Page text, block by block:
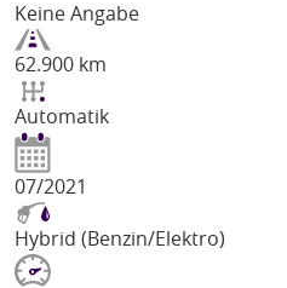
Keine Angabe
62.900 km
Automatik
07/2021
Hybrid (Benzin/Elektro)